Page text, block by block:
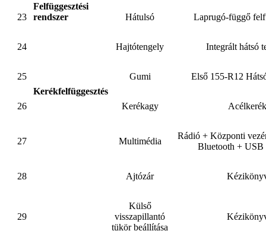
Felfüggesztési
rendszer
23 Hátulsó Laprugó-függő
24 Hajtótengely Integrált hátsó
25
Kerékfelfüggesztés
Gumi Első 155-R12
26 Kerékagy Acélkerék
27 Multimédia
Rádió + Központi
Bluetooth + USB
28 Ajtózár
29
Külső
visszapillantó
tükör beállítása